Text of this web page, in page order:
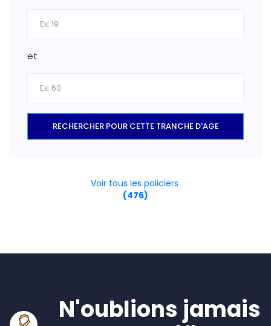
et
RECHERCHER POUR CETTE TRANCHE D'AGE
Voir tous les policiers
(476)
N'oublions jamais